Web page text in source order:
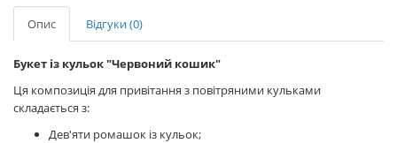
Опис Відгуки (0)
Букет із кульок "Червоний кошик"
Ця композиція для привітання з повітряними кульками
складається з:
Дев'яти ромашок із кульок;